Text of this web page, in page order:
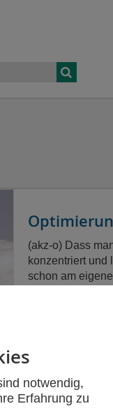
notwendig,
Erfahrung zu
(akz-o) Dass
konzentriert und
schon am